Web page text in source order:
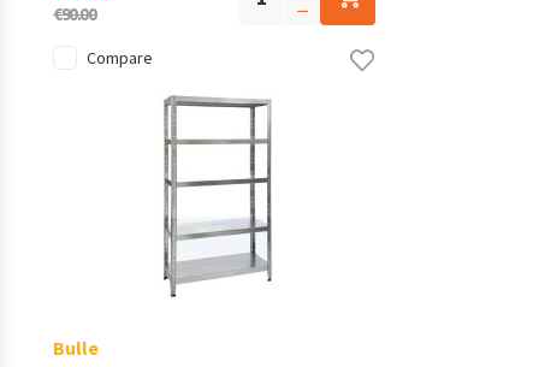
€90.00
Compare
Bulle